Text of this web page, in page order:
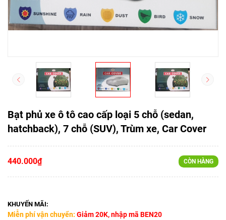
Bạt phủ xe ô tô cao cấp loại 5 chỗ (sedan,
hatchback), 7 chỗ (SUV), Trùm xe, Car Cover
440.000₫ CÒN HÀNG
KHUYẾN MÃI:
Miễn phí vận chuyển: Giảm 20K, nhập mã BEN20